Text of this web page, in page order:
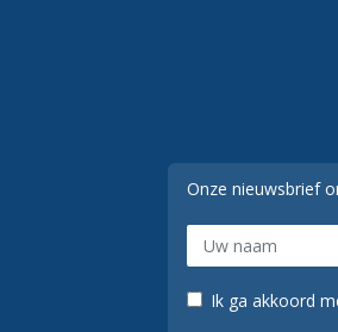
Onze nieuwsbrief
Ik ga akkoord